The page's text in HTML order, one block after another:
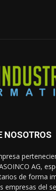
NOSOTROS
AG,
de forma
empresas del